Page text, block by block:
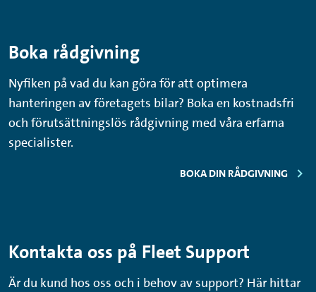
Boka rådgivning
Nyfiken på vad du kan göra för att optimera
hanteringen av företagets bilar? Boka en kostnadsfri
och förutsättningslös rådgivning med våra erfarna
specialister.
BOKA DIN RÅDGIVNING
Kontakta oss på Fleet Support
Är du kund hos oss och i behov av support? Här hittar